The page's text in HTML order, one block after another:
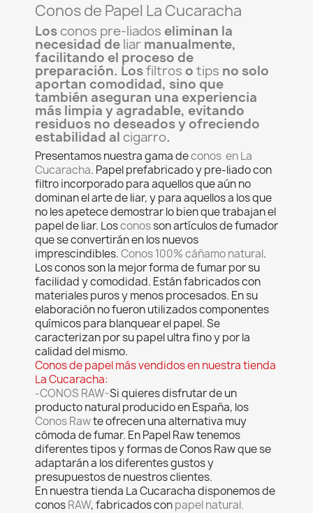
Conos de Papel La Cucaracha
Los conos pre-liados eliminan la
necesidad de liar manualmente,
facilitando el proceso de
preparación. Losfiltros o tips no solo
aportan comodidad, sino que
también aseguran una experiencia
más limpia y agradable, evitando
residuos no deseados y ofreciendo
estabilidad al cigarro.
Presentamos nuestra gama deconos en La
Cucaracha. Papel prefabricado y pre-liado con
filtro incorporado para aquellos que aún no
dominan el arte de liar, y para aquellos a los que
no les apetece demostrar lo bien que trabajan el
papel de liar. Losconosson artículos de fumador
que se convertirán en los nuevos
imprescindibles.Conos 100% cáñamo natural.
Los conos son la mejor forma de fumar por su
facilidad y comodidad. Están fabricados con
materiales puros y menos procesados. En su
elaboración no fueron utilizados componentes
químicos para blanquear el papel. Se
caracterizan por su papel ultra fino y por la
calidad del mismo.
Conos de papel más vendidos en nuestra tienda
La Cucaracha:
-CONOS RAW-Si quieres disfrutar de un
producto natural producido en España, los
Conos Rawte ofrecen una alternativa muy
cómoda de fumar. En Papel Raw tenemos
diferentes tipos y formas de Conos Raw que se
adaptarán a los diferentes gustos y
presupuestos de nuestros clientes.
En nuestra tienda La Cucaracha disponemos de
conosRAW, fabricados conpapel natural.